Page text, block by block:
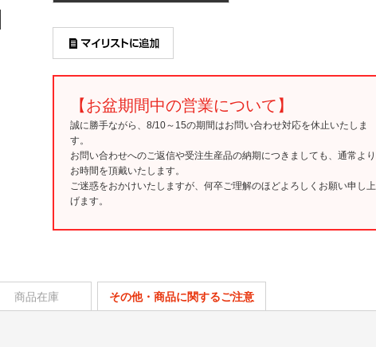
【お盆期間中の営業について】
誠に勝手ながら、8/10～15の期間はお問い合わせ対応を休止いたしま
す。
お問い合わせへのご返信や受注生産品の納期につきましても、通常より
お時間を頂戴いたします。
ご迷惑をおかけいたしますが、何卒ご理解のほどよろしくお願い申し上
げます。
商品在庫 その他・商品に関するご注意